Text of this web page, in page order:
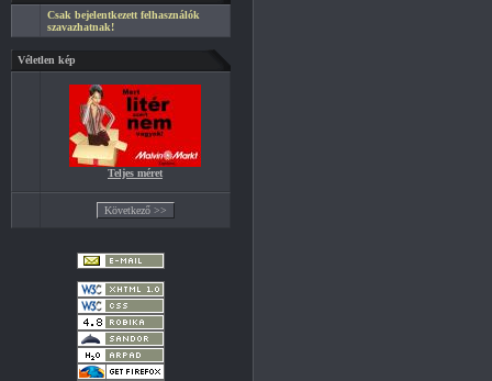
Csak bejelentkezett felhasználók
szavazhatnak!
Véletlen kép
Teljes méret